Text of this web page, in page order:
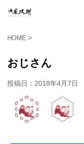
HOME >
おじさん
投稿日： 2018年4月7日